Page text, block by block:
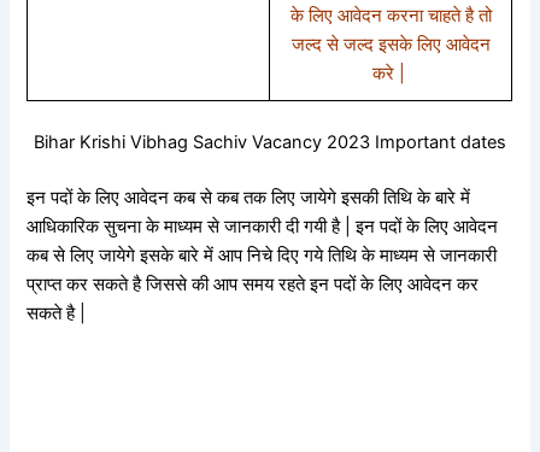
के लिए आवेदन करना चाहते है तो
जल्द से जल्द इसके लिए आवेदन
करे |
Bihar Krishi Vibhag Sachiv Vacancy 2023 Important dates
इन पदों के लिए आवेदन कब से कब तक लिए जायेगे इसकी तिथि के बारे में
आधिकारिक सुचना के माध्यम से जानकारी दी गयी है | इन पदों के लिए आवेदन
कब से लिए जायेगे इसके बारे में आप निचे दिए गये तिथि के माध्यम से जानकारी
प्राप्त कर सकते है जिससे की आप समय रहते इन पदों के लिए आवेदन कर
सकते है |